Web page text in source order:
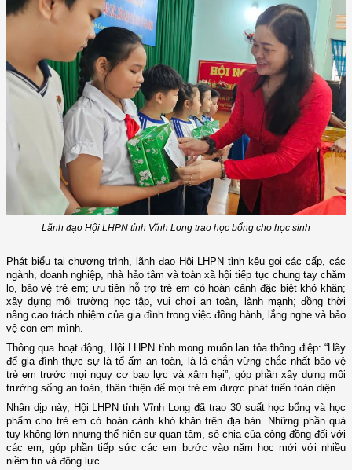
Lãnh đạo Hội LHPN tỉnh Vĩnh Long trao học bổng cho học sinh
Phát biểu tại chương trình, lãnh đạo Hội LHPN tỉnh kêu gọi các cấp, các
ngành, doanh nghiệp, nhà hảo tâm và toàn xã hội tiếp tục chung tay chăm
lo, bảo vệ trẻ em; ưu tiên hỗ trợ trẻ em có hoàn cảnh đặc biệt khó khăn;
xây dựng môi trường học tập, vui chơi an toàn, lành mạnh; đồng thời
nâng cao trách nhiệm của gia đình trong việc đồng hành, lắng nghe và bảo
vệ con em mình.
Thông qua hoạt động, Hội LHPN tỉnh mong muốn lan tỏa thông điệp: “Hãy
để gia đình thực sự là tổ ấm an toàn, là lá chắn vững chắc nhất bảo vệ
trẻ em trước mọi nguy cơ bạo lực và xâm hại”, góp phần xây dựng môi
trường sống an toàn, thân thiện để mọi trẻ em được phát triển toàn diện.
Nhân dịp này, Hội LHPN tỉnh Vĩnh Long đã trao 30 suất học bổng và học
phẩm cho trẻ em có hoàn cảnh khó khăn trên địa bàn. Những phần quà
tuy không lớn nhưng thể hiện sự quan tâm, sẻ chia của cộng đồng đối với
các em, góp phần tiếp sức các em bước vào năm học mới với nhiều
niềm tin và động lực.